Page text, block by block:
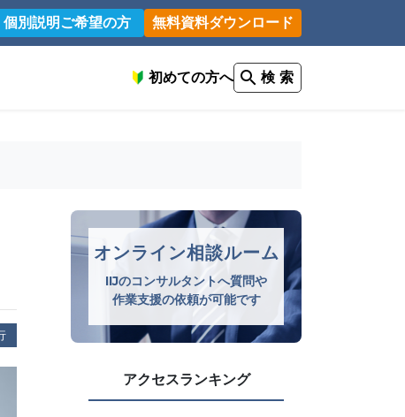
個別説明ご希望の方 無料資料ダウンロード
初めての方へ 検 索
オンライン相談ルーム
IIJのコンサルタントへ質問や
作業支援の依頼が可能です
アクセスランキング